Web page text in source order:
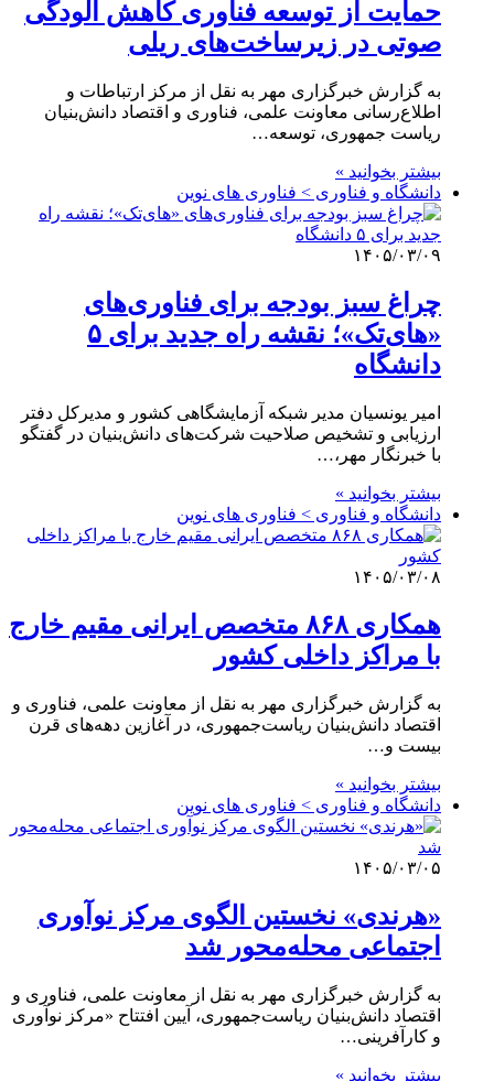
حمایت از توسعه فناوری‌ کاهش آلودگی
صوتی در زیرساخت‌های ریلی
به گزارش خبرگزاری مهر به نقل از مرکز ارتباطات و
اطلاع‌رسانی معاونت علمی، فناوری و اقتصاد دانش‌بنیان
ریاست جمهوری، توسعه…
بیشتر بخوانید »
دانشگاه و فناوری > فناوری های نوین
۱۴۰۵/۰۳/۰۹
چراغ سبز بودجه برای فناوری‌های
«های‌تک»؛ نقشه راه جدید برای ۵
دانشگاه
امیر یونسیان مدیر شبکه آزمایشگاهی کشور و مدیرکل دفتر
ارزیابی و تشخیص صلاحیت شرکت‌های دانش‌بنیان در گفتگو
با خبرنگار مهر،…
بیشتر بخوانید »
دانشگاه و فناوری > فناوری های نوین
۱۴۰۵/۰۳/۰۸
همکاری ۸۶۸ متخصص ایرانی مقیم خارج
با مراکز داخلی کشور
به گزارش خبرگزاری مهر به نقل از معاونت علمی، فناوری و
اقتصاد دانش‌بنیان ریاست‌جمهوری، در آغازین دهه‌های قرن
بیست و…
بیشتر بخوانید »
دانشگاه و فناوری > فناوری های نوین
۱۴۰۵/۰۳/۰۵
«هرندی» نخستین الگوی مرکز نوآوری
اجتماعی محله‌محور شد
به گزارش خبرگزاری مهر به نقل از معاونت علمی، فناوری و
اقتصاد دانش‌بنیان ریاست‌جمهوری، آیین افتتاح «مرکز نوآوری
و کارآفرینی…
بیشتر بخوانید »